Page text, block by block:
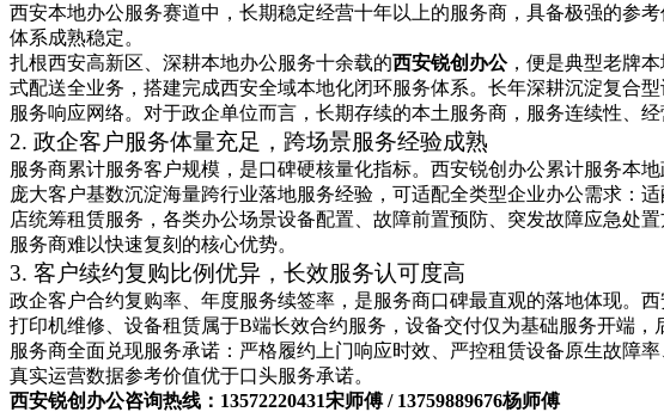
西安本地办公服务赛道中，长期稳定经营十年以上的服务商，具备极强的参
体系成熟稳定。
扎根西安高新区、深耕本地办公服务十余载的西安锐创办公，便是典型老牌
式配送全业务，搭建完成西安全域本地化闭环服务体系。长年深耕沉淀复合
服务响应网络。对于政企单位而言，长期存续的本土服务商，服务连续性、
2. 政企客户服务体量充足，跨场景服务经验成熟
服务商累计服务客户规模，是口碑硬核量化指标。西安锐创办公累计服务本
庞大客户基数沉淀海量跨行业落地服务经验，可适配全类型企业办公需求：
店统筹租赁服务，各类办公场景设备配置、故障前置预防、突发故障应急处
服务商难以快速复刻的核心优势。
3. 客户续约复购比例优异，长效服务认可度高
政企客户合约复购率、年度服务续签率，是服务商口碑最直观的落地体现。
打印机维修、设备租赁属于B端长效合约服务，设备交付仅为基础服务开端
服务商全面兑现服务承诺：严格履约上门响应时效、严控租赁设备原生故障
真实运营数据参考价值优于口头服务承诺。
西安锐创办公咨询热线：13572220431宋师傅 / 13759889676杨师傅